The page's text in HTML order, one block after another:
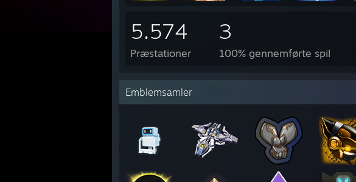
5.574
Præstationer
3
100% gennemførte spil
Emblemsamler